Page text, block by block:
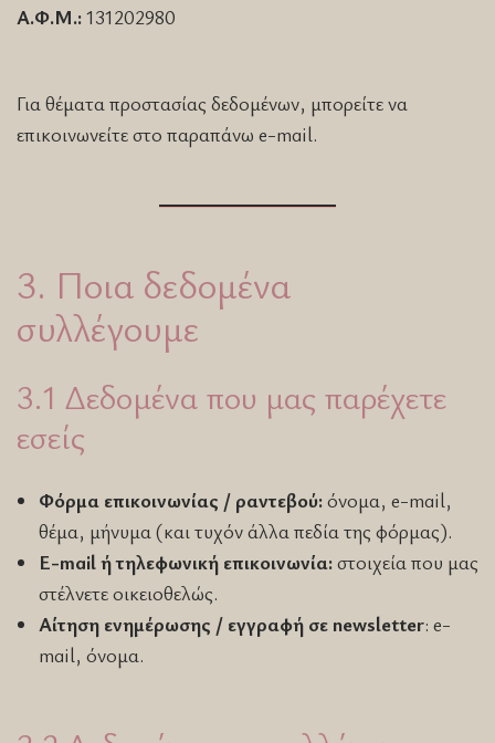
Α.Φ.Μ.:131202980
Για θέματα προστασίας δεδομένων, μπορείτε να
επικοινωνείτε στο παραπάνω e-mail.
3. Ποια δεδομένα
συλλέγουμε
3.1 Δεδομένα που μας παρέχετε
εσείς
Φόρμα επικοινωνίας / ραντεβού:όνομα, e-mail,
θέμα, μήνυμα (και τυχόν άλλα πεδία της φόρμας).
E-mail ή τηλεφωνική επικοινωνία:στοιχεία που μας
στέλνετε οικειοθελώς.
Αίτηση ενημέρωσης / εγγραφή σε newsletter: e-
mail, όνομα.